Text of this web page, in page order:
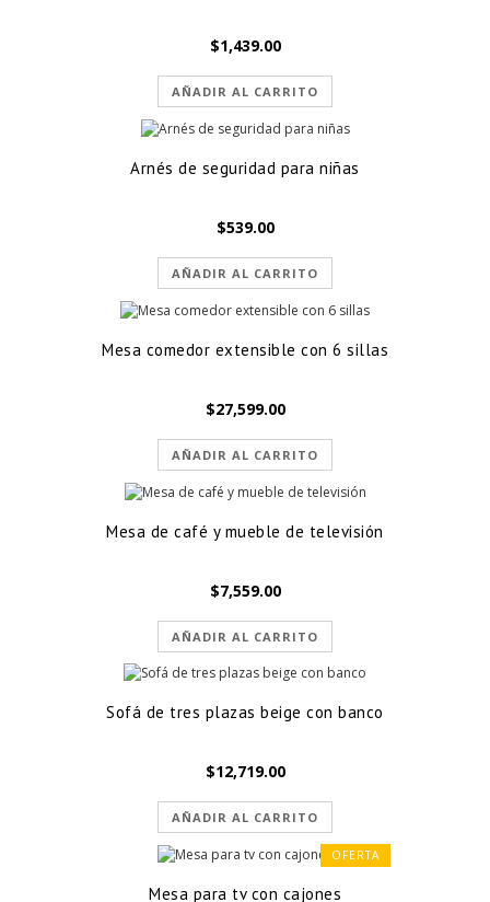
$1,439.00
AÑADIR AL CARRITO
Arnés de seguridad para niñas
$539.00
AÑADIR AL CARRITO
Mesa comedor extensible con 6 sillas
$27,599.00
AÑADIR AL CARRITO
Mesa de café y mueble de televisión
$7,559.00
AÑADIR AL CARRITO
Sofá de tres plazas beige con banco
$12,719.00
AÑADIR AL CARRITO
OFERTA
Mesa para tv con cajones